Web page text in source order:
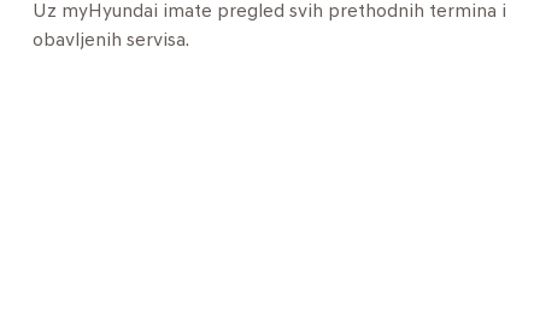
Uz myHyundai imate pregled svih prethodnih termina i
obavljenih servisa.